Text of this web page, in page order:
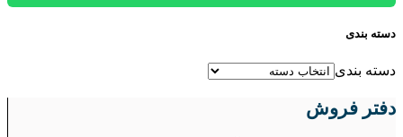
دسته بندی
دسته بندی
دفتر فروش